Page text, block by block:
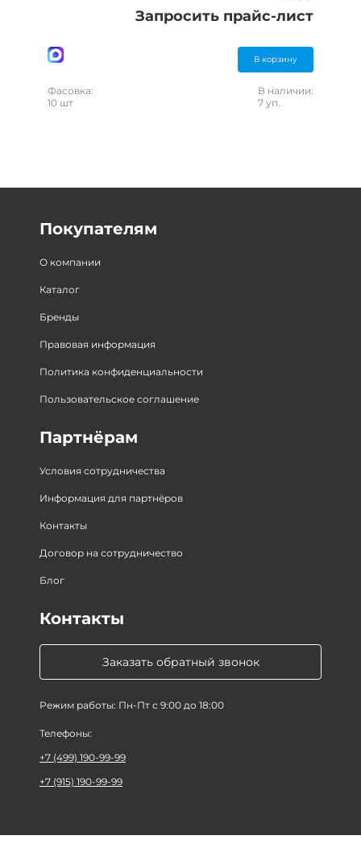
Запросить прайс-лист
В корзину
Фасовка:
10 шт
В наличии:
7 уп.
Покупателям
О компании
Каталог
Бренды
Правовая информация
Политика конфиденциальности
Пользовательское соглашение
Партнёрам
Условия сотрудничества
Информация для партнёров
Контакты
Договор на сотрудничество
Блог
Заказать обратный звонок
Режим работы: Пн-Пт с 9:00 до 18:00
Контакты
Телефоны:
+7 (499) 190-99-99
+7 (915) 190-99-99